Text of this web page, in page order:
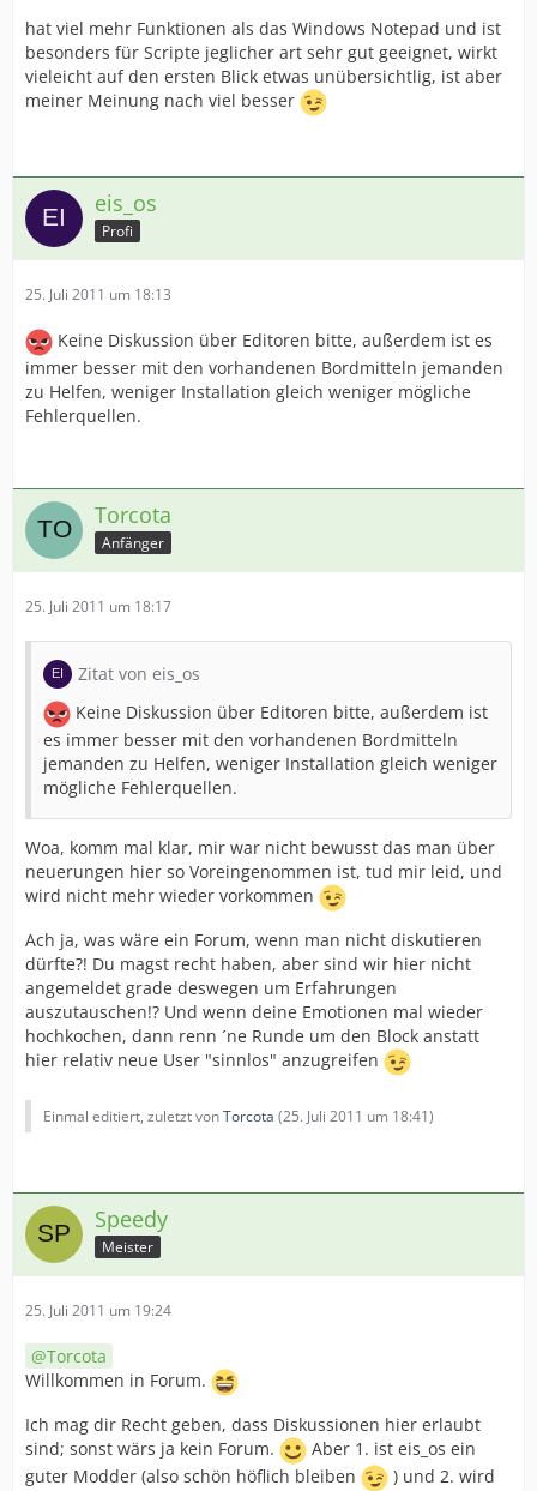
hat viel mehr Funktionen als das Windows Notepad und ist
besonders für Scripte jeglicher art sehr gut geeignet, wirkt
vieleicht auf den ersten Blick etwas unübersichtlig, ist aber
meiner Meinung nach viel besser
eis_os
Profi
25. Juli 2011 um 18:13
Keine Diskussion über Editoren bitte, außerdem ist es
immer besser mit den vorhandenen Bordmitteln jemanden
zu Helfen, weniger Installation gleich weniger mögliche
Fehlerquellen.
Torcota
Anfänger
25. Juli 2011 um 18:17
Zitat von eis_os
Keine Diskussion über Editoren bitte, außerdem ist
es immer besser mit den vorhandenen Bordmitteln
jemanden zu Helfen, weniger Installation gleich weniger
mögliche Fehlerquellen.
Woa, komm mal klar, mir war nicht bewusst das man über
neuerungen hier so Voreingenommen ist, tud mir leid, und
wird nicht mehr wieder vorkommen
Ach ja, was wäre ein Forum, wenn man nicht diskutieren
dürfte?! Du magst recht haben, aber sind wir hier nicht
angemeldet grade deswegen um Erfahrungen
auszutauschen!? Und wenn deine Emotionen mal wieder
hochkochen, dann renn ´ne Runde um den Block anstatt
hier relativ neue User "sinnlos" anzugreifen
Einmal editiert, zuletzt vonTorcota (25. Juli 2011 um 18:41)
Speedy
Meister
25. Juli 2011 um 19:24
Torcota
Willkommen in Forum.
Ich mag dir Recht geben, dass Diskussionen hier erlaubt
sind; sonst wärs ja kein Forum.
Aber 1. ist eis_os ein
guter Modder (also schön höflich bleiben
) und 2. wird